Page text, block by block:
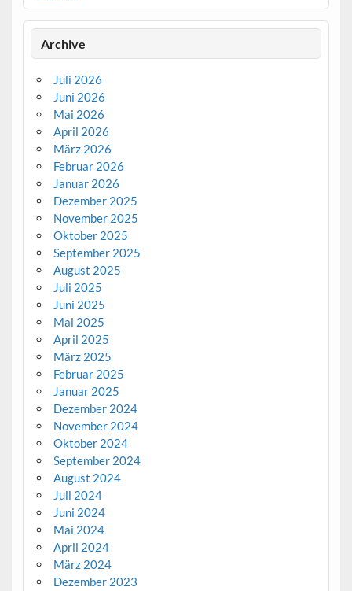
Archive
Juli 2026
Juni 2026
Mai 2026
April 2026
März 2026
Februar 2026
Januar 2026
Dezember 2025
November 2025
Oktober 2025
September 2025
August 2025
Juli 2025
Juni 2025
Mai 2025
April 2025
März 2025
Februar 2025
Januar 2025
Dezember 2024
November 2024
Oktober 2024
September 2024
August 2024
Juli 2024
Juni 2024
Mai 2024
April 2024
März 2024
Dezember 2023